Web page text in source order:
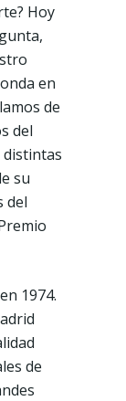
Hoy
en
de
del
distintas
su
del
1974.
de